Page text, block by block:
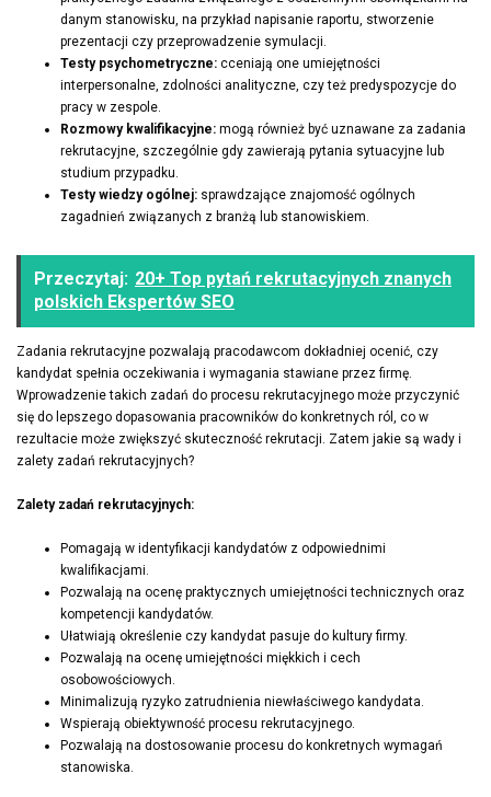
danym stanowisku, na przykład napisanie raportu, stworzenie
prezentacji czy przeprowadzenie symulacji.
Testy psychometryczne: cceniają one umiejętności
interpersonalne, zdolności analityczne, czy też predyspozycje do
pracy w zespole.
Rozmowy kwalifikacyjne: mogą również być uznawane za zadania
rekrutacyjne, szczególnie gdy zawierają pytania sytuacyjne lub
studium przypadku.
Testy wiedzy ogólnej: sprawdzające znajomość ogólnych
zagadnień związanych z branżą lub stanowiskiem.
Przeczytaj: 20+ Top pytań rekrutacyjnych znanych
polskich Ekspertów SEO
Zadania rekrutacyjne pozwalają pracodawcom dokładniej ocenić, czy
kandydat spełnia oczekiwania i wymagania stawiane przez firmę.
Wprowadzenie takich zadań do procesu rekrutacyjnego może przyczynić
się do lepszego dopasowania pracowników do konkretnych ról, co w
rezultacie może zwiększyć skuteczność rekrutacji. Zatem jakie są wady i
zalety zadań rekrutacyjnych?
Zalety zadań rekrutacyjnych:
Pomagają w identyfikacji kandydatów z odpowiednimi
kwalifikacjami.
Pozwalają na ocenę praktycznych umiejętności technicznych oraz
kompetencji kandydatów.
Ułatwiają określenie czy kandydat pasuje do kultury firmy.
Pozwalają na ocenę umiejętności miękkich i cech
osobowościowych.
Minimalizują ryzyko zatrudnienia niewłaściwego kandydata.
Wspierają obiektywność procesu rekrutacyjnego.
Pozwalają na dostosowanie procesu do konkretnych wymagań
stanowiska.